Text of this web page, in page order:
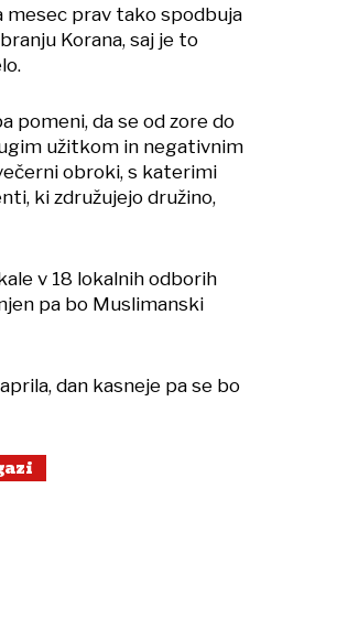
prav tako spodbuja
Korana, saj je to
pomeni, da se od zore do
užitkom in negativnim
obroki, s katerimi
ki združujejo družino,
v 18 lokalnih odborih
pa bo Muslimanski
dan kasneje pa se bo